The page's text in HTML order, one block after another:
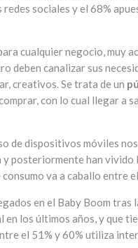
sociales y el 68%
cualquier negocio, muy
deben canalizar sus
creativos. Se trata de un
con lo cual llegar a
de dispositivos móviles
y posteriormente han
va a caballo entre
en el Baby Boom tras
los últimos años, y que
el 51% y 60% utiliza